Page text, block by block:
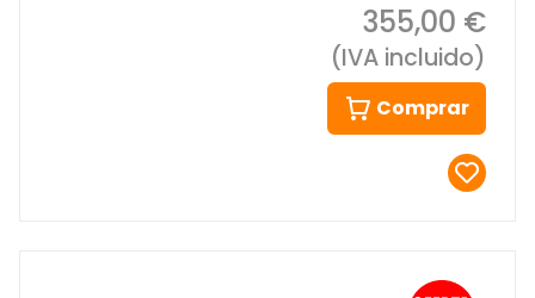
355,00 €
(IVA incluido)
Comprar